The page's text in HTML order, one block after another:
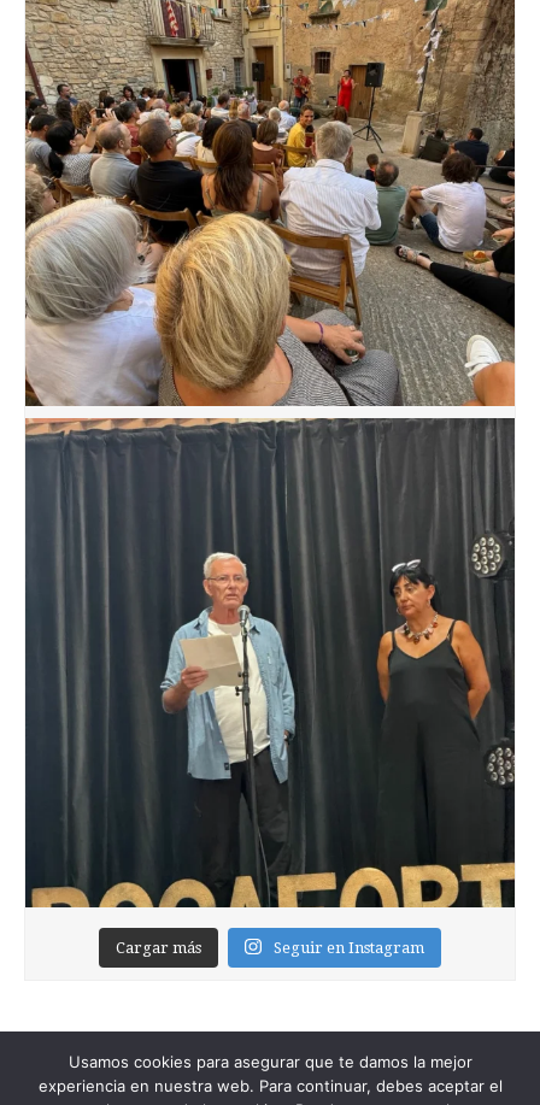
Cargar más Seguir en Instagram
Usamos cookies para asegurar que te damos la mejor
experiencia en nuestra web. Para continuar, debes aceptar el